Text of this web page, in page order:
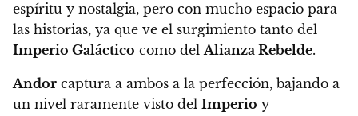
espíritu y nostalgia, pero con mucho espacio para
las historias, ya que ve el surgimiento tanto del
Imperio Galáctico como delAlianza Rebelde.
Andor captura a ambos a la perfección, bajando a
un nivel raramente visto del Imperio y